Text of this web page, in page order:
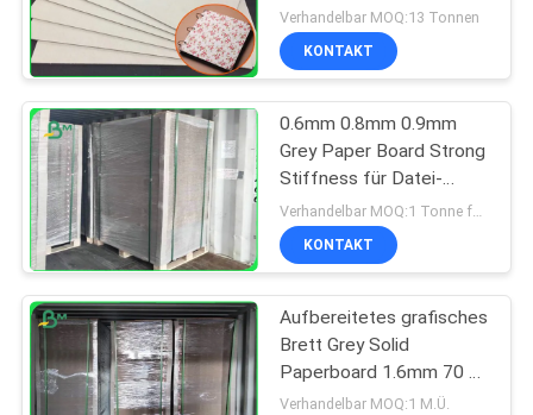
Notizbuch der
gebundenen Ausgabe
Verhandelbar MOQ:13 Tonnen
KONTAKT
0.6mm 0.8mm 0.9mm
Grey Paper Board Strong
Stiffness für Datei-
Ordner
KONTAKT
Aufbereitetes grafisches
Brett Grey Solid
Paperboard 1.6mm 70 x
100cm
Verhandelbar MOQ:1 M.Ü.